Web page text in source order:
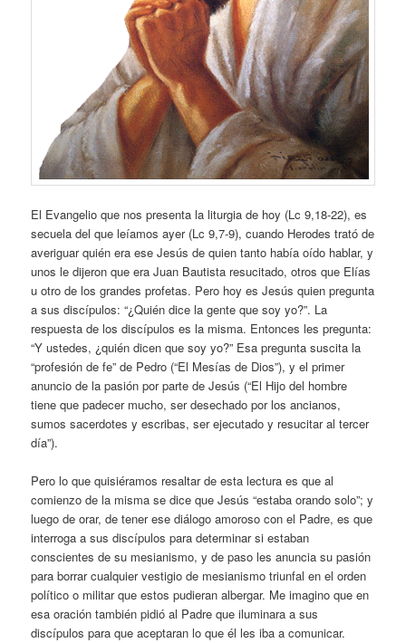
El Evangelio que nos presenta la liturgia de hoy (Lc 9,18-22), es
secuela del que leíamos ayer (Lc 9,7-9), cuando Herodes trató de
averiguar quién era ese Jesús de quien tanto había oído hablar, y
unos le dijeron que era Juan Bautista resucitado, otros que Elías
u otro de los grandes profetas. Pero hoy es Jesús quien pregunta
a sus discípulos: “¿Quién dice la gente que soy yo?”. La
respuesta de los discípulos es la misma. Entonces les pregunta:
“Y ustedes, ¿quién dicen que soy yo?” Esa pregunta suscita la
“profesión de fe” de Pedro (“El Mesías de Dios”), y el primer
anuncio de la pasión por parte de Jesús (“El Hijo del hombre
tiene que padecer mucho, ser desechado por los ancianos,
sumos sacerdotes y escribas, ser ejecutado y resucitar al tercer
día”).
Pero lo que quisiéramos resaltar de esta lectura es que al
comienzo de la misma se dice que Jesús “estaba orando solo”; y
luego de orar, de tener ese diálogo amoroso con el Padre, es que
interroga a sus discípulos para determinar si estaban
conscientes de su mesianismo, y de paso les anuncia su pasión
para borrar cualquier vestigio de mesianismo triunfal en el orden
político o militar que estos pudieran albergar. Me imagino que en
esa oración también pidió al Padre que iluminara a sus
discípulos para que aceptaran lo que él les iba a comunicar.